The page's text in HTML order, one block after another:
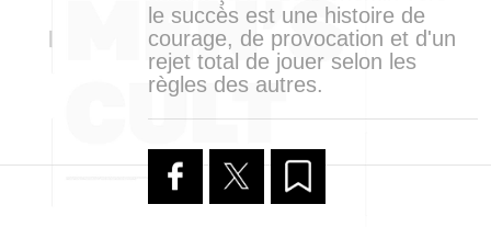
le succès est une histoire de
courage, de provocation et d'un
rejet total de jouer selon les
règles des autres.